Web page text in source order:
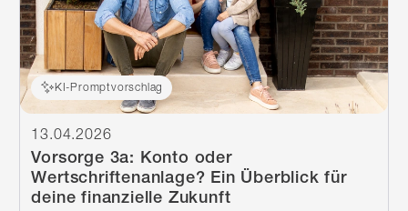
KI-Promptvorschlag
Vorsorge 3a: Konto oder
Wertschriftenanlage? Ein Überblick für
deine finanzielle Zukunft
13.04.2026